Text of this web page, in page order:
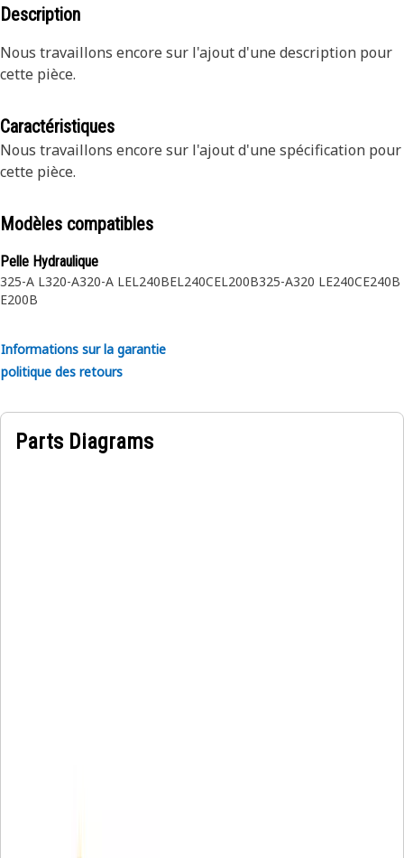
Description
Nous travaillons encore sur l'ajout d'une description pour
cette pièce.
Caractéristiques
Nous travaillons encore sur l'ajout d'une spécification pour
cette pièce.
Modèles compatibles
Pelle Hydraulique
325-A L320-A320-A LEL240BEL240CEL200B325-A320 LE240CE240B
E200B
Informations sur la garantie
politique des retours
Parts Diagrams